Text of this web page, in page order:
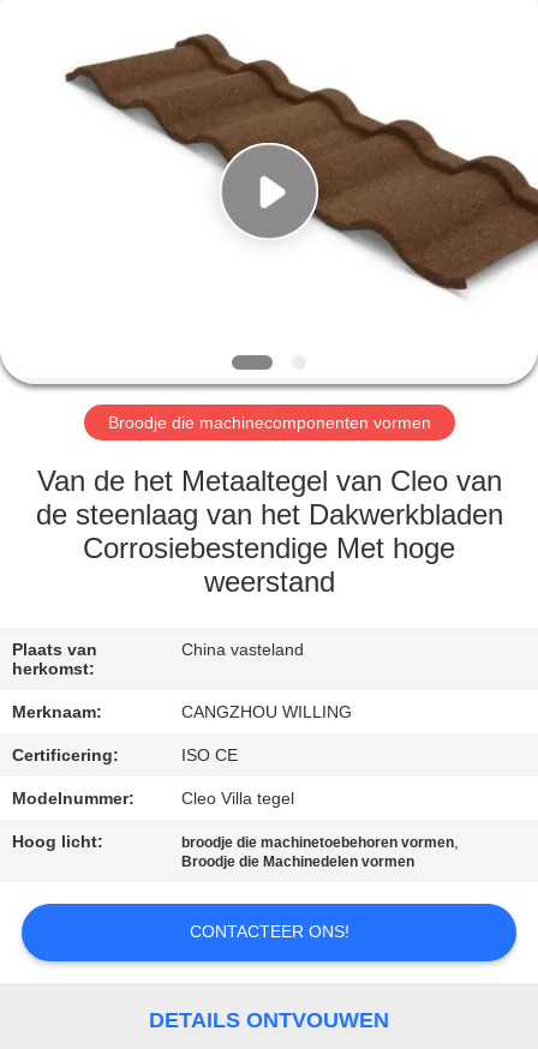
FABRIEKSTOCHT
KWALITEITSCONTROLE
SITEMAP
Broodje die machinecomponenten vormen
Van de het Metaaltegel van Cleo van
de steenlaag van het Dakwerkbladen
Corrosiebestendige Met hoge
weerstand
Plaats van
herkomst:
China vasteland
Merknaam: CANGZHOU WILLING
Certificering: ISO CE
Modelnummer: Cleo Villa tegel
Hoog licht: broodje die machinetoebehoren vormen,
Broodje die Machinedelen vormen
CONTACTEER ONS!
DETAILS ONTVOUWEN